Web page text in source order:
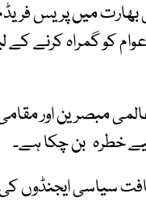
بھارت میں پریس
کو گمراہ کرنے کے
مبصرین اور
خطرہ بن چکا ہے۔
سیاسی ایجنڈوں کی